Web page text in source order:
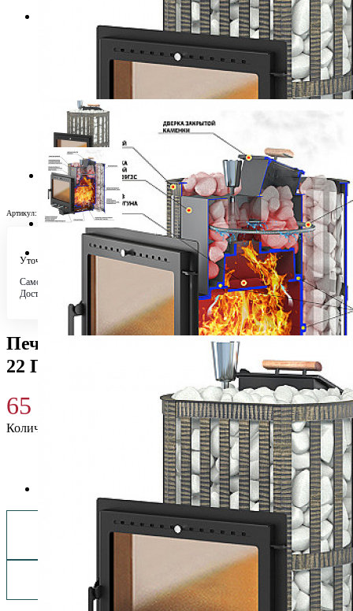
Артикул: УТ-00005351
Уточняйте у менеджера
Самовывоз
Бесплатно в 4 магазинах
Доставка по городу
Бесплатно
Печь для бани Везувий Ураган Ковка
22 Панорама "М"
65 570
Количество
Купить 65 570 ₽
Заказать монтаж изделия